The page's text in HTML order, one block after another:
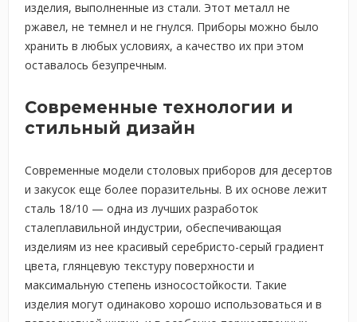
изделия, выполненные из стали. Этот металл не
ржавел, не темнел и не гнулся. Приборы можно было
хранить в любых условиях, а качество их при этом
оставалось безупречным.
Современные технологии и
стильный дизайн
Современные модели столовых приборов для десертов
и закусок еще более поразительны. В их основе лежит
сталь 18/10 — одна из лучших разработок
сталеплавильной индустрии, обеспечивающая
изделиям из нее красивый серебристо-серый градиент
цвета, глянцевую текстуру поверхности и
максимальную степень износостойкости. Такие
изделия могут одинаково хорошо использоваться и в